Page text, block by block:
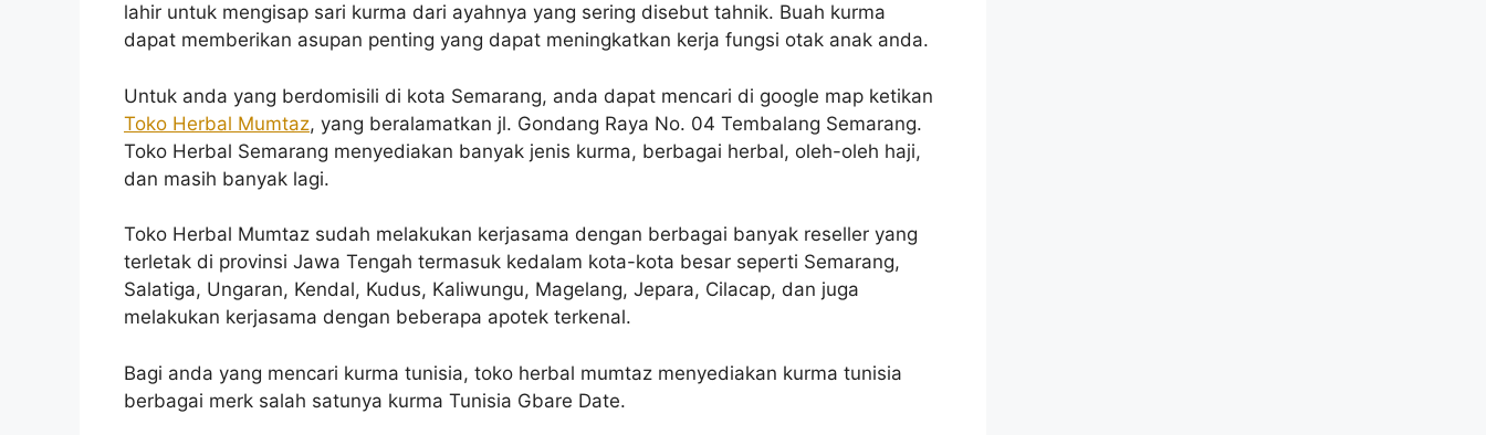
lahir untuk mengisap sari kurma dari ayahnya yang sering disebut tahnik. Buah kurma
dapat memberikan asupan penting yang dapat meningkatkan kerja fungsi otak anak anda.
Untuk anda yang berdomisili di kota Semarang, anda dapat mencari di google map ketikan
Toko Herbal Mumtaz, yang beralamatkan jl. Gondang Raya No. 04 Tembalang Semarang.
Toko Herbal Semarang menyediakan banyak jenis kurma, berbagai herbal, oleh-oleh haji,
dan masih banyak lagi.
Toko Herbal Mumtaz sudah melakukan kerjasama dengan berbagai banyak reseller yang
terletak di provinsi Jawa Tengah termasuk kedalam kota-kota besar seperti Semarang,
Salatiga, Ungaran, Kendal, Kudus, Kaliwungu, Magelang, Jepara, Cilacap, dan juga
melakukan kerjasama dengan beberapa apotek terkenal.
Bagi anda yang mencari kurma tunisia, toko herbal mumtaz menyediakan kurma tunisia
berbagai merk salah satunya kurma Tunisia Gbare Date.